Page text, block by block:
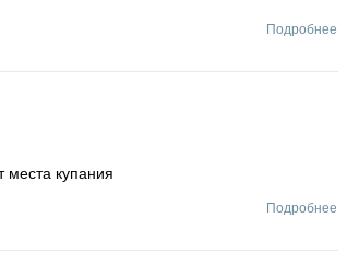
Подробнее
места купания
Подробнее